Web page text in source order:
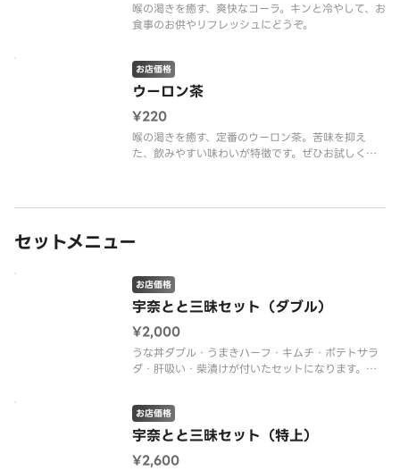
喉の渇きを癒す、爽快なコーラ。キンと冷やして、お
食事のお供やリフレッシュにどうぞ。
ウーロン茶
お店価格
¥220
喉の渇きを癒す、定番のウーロン茶。苦味を抑え
た、飲みやすい味わいが特徴です。ぜひお試しくだ
セットメニュー
宇奈とと三昧セット（ダブル）
お店価格
¥2,000
うな丼ダブル・うまきハーフ・キムチ・ポテトサラ
ダ・肝吸い・柴漬けが付いたセットになります。※
宇奈とと三昧セット（特上）
お店価格
¥2,600